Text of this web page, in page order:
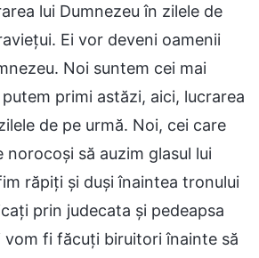
lui Dumnezeu în zilele de
Ei vor deveni oamenii
Noi suntem cei mai
primi astăzi, aici, lucrarea
de pe urmă. Noi, cei care
norocoşi să auzim glasul lui
răpiți și duşi înaintea tronului
prin judecata şi pedeapsa
vom fi făcuţi biruitori înainte să